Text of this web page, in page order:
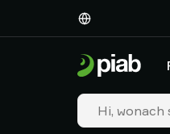
Produkte
Industrien
Technologien
Ressourcen